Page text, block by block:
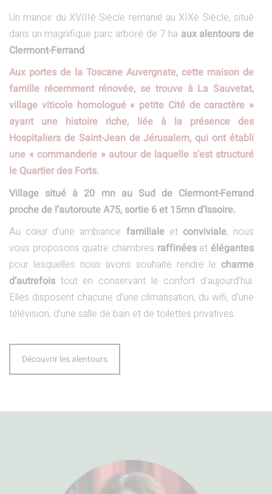
Un manoir du XVIIIè Siècle remanié au XIXè Siècle, situé
dans un magnifique parc arboré de 7 ha aux alentours de
Clermont-Ferrand.
Aux portes de la Toscane Auvergnate, cette maison de
famille récemment rénovée, se trouve à La Sauvetat,
village viticole homologué « petite Cité de caractère »
ayant une histoire riche, liée à la présence des
Hospitaliers de Saint-Jean de Jérusalem, qui ont établi
une « commanderie » autour de laquelle s’est structuré
le Quartier des Forts.
Village situé à 20 mn au Sud de Clermont-Ferrand
proche de l’autoroute A75, sortie 6 et 15mn d’Issoire.
Au cœur d’une ambiance familialeet conviviale, nous
vous proposons quatre chambres raffinéeset élégantes
pour lesquelles nous avons souhaité rendre le charme
d’autrefois tout en conservant le confort d’aujourd’hui.
Elles disposent chacune d’une climatisation, du wifi, d’une
télévision, d’une salle de bain et de toilettes privatives.
Découvrir les alentours